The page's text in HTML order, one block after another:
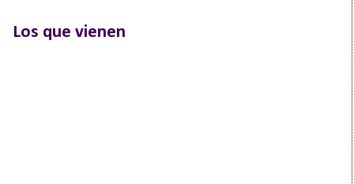
Los que vienen